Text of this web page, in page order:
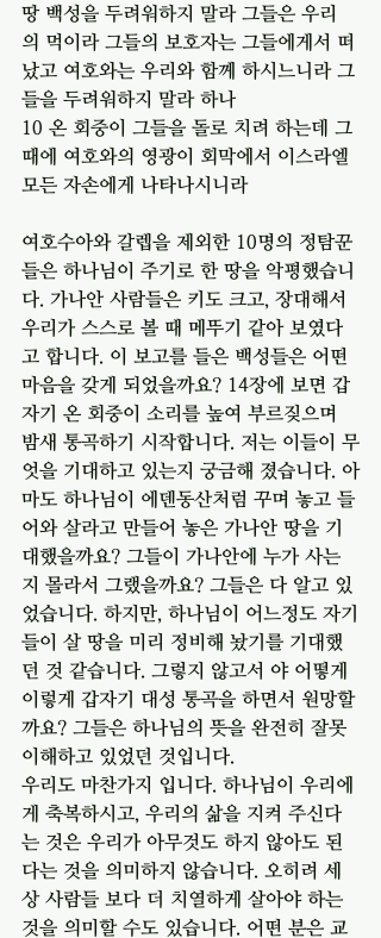
땅 백성을 두려워하지 말라 그들은 우리
의 먹이라 그들의 보호자는 그들에게서 떠
났고 여호와는 우리와 함께 하시느니라 그
들을 두려워하지 말라 하나
10 온 회중이 그들을 돌로 치려 하는데 그
때에 여호와의 영광이 회막에서 이스라엘
모든 자손에게 나타나시니라
여호수아와 갈렙을 제외한 10명의 정탐꾼
들은 하나님이 주기로 한 땅을 악평했습니
다. 가나안 사람들은 키도 크고, 장대해서
우리가 스스로 볼 때 메뚜기 같아 보였다
고 합니다. 이 보고를 들은 백성들은 어떤
마음을 갖게 되었을까요? 14장에 보면 갑
자기 온 회중이 소리를 높여 부르짖으며
밤새 통곡하기 시작합니다. 저는 이들이 무
엇을 기대하고 있는지 궁금해 졌습니다. 아
마도 하나님이 에덴동산처럼 꾸며 놓고 들
어와 살라고 만들어 놓은 가나안 땅을 기
대했을까요? 그들이 가나안에 누가 사는
지 몰라서 그랬을까요? 그들은 다 알고 있
었습니다. 하지만, 하나님이 어느정도 자기
들이 살 땅을 미리 정비해 놨기를 기대했
던 것 같습니다. 그렇지 않고서 야 어떻게
이렇게 갑자기 대성 통곡을 하면서 원망할
까요? 그들은 하나님의 뜻을 완전히 잘못
이해하고 있었던 것입니다.
우리도 마찬가지 입니다. 하나님이 우리에
게 축복하시고, 우리의 삶을 지켜 주신다
는 것은 우리가 아무것도 하지 않아도 된
다는 것을 의미하지 않습니다. 오히려 세
상 사람들 보다 더 치열하게 살아야 하는
것을 의미할 수도 있습니다. 어떤 분은 교